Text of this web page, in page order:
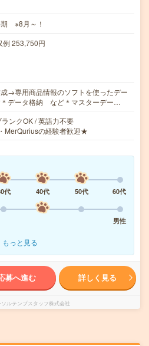
期 ※8月～！
253,750円
→専用商品情報のソフトを使ったデー
＊データ格納 など＊マスターデー…
ンクOK / 英語力不要
MerQuriusの経験者歓迎★
代 40代 50代
60代
男性
もっと見る
募へ進む 詳しく見る
ルテンプスタッフ株式会社